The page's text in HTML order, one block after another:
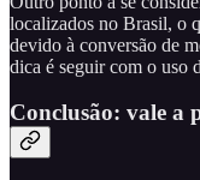
localizados no Brasil, o
devido à conversão de
dica é seguir com o uso
Conclusão: vale a